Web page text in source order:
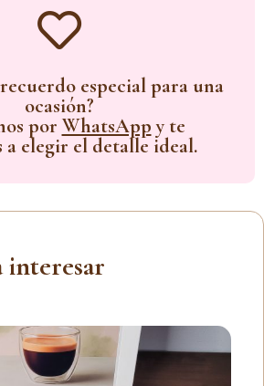
especial para una
ocasión?
por WhatsAppy te
a elegir el detalle ideal.
interesar